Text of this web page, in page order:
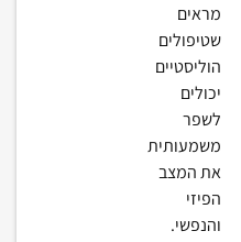
מראים
שטיפולים
הוליסטיים
יכולים
לשפר
משמעותית
את המצב
הפיזי
והנפשי.